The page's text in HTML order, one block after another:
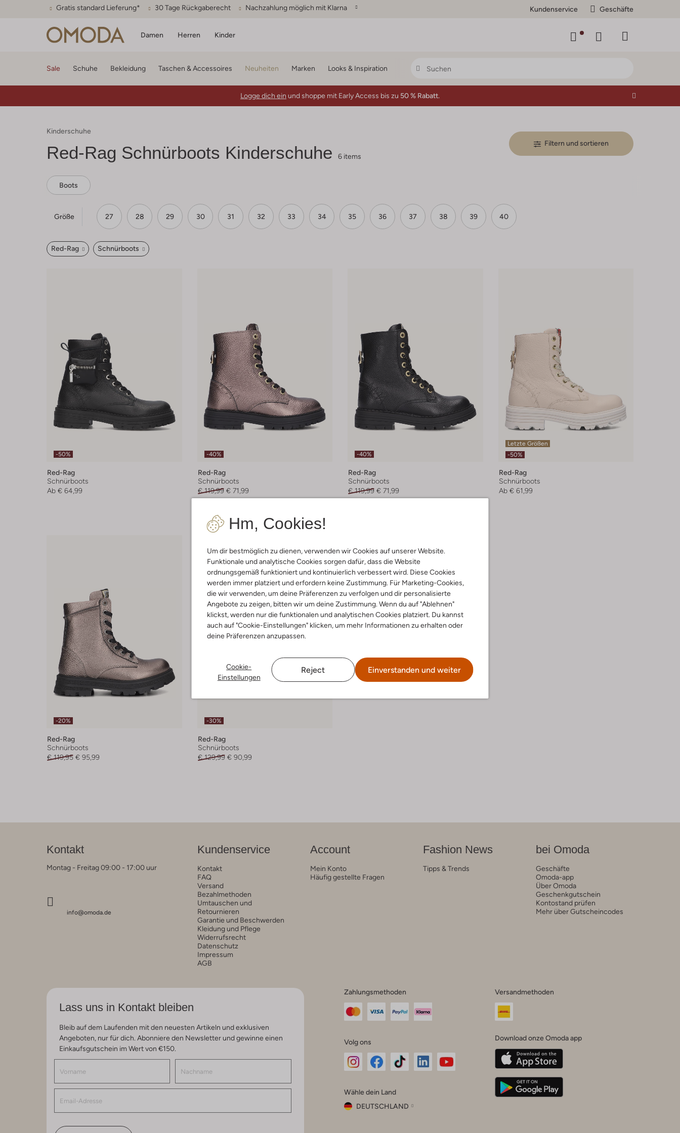
Gratis standard Lieferung* 30 Tage Rückgaberecht Nachzahlung möglich mit Klarna Kundenservice Geschäfte
Damen Herren Kinder
Hm, Cookies!
Um dir bestmöglich zu dienen, verwenden wir Cookies auf unserer Website.
Funktionale und analytische Cookies sorgen dafür, dass die Website
ordnungsgemäß funktioniert und kontinuierlich verbessert wird. Diese Cookies
werden immer platziert und erfordern keine Zustimmung. Für Marketing-Cookies,
die wir verwenden, um deine Präferenzen zu verfolgen und dir personalisierte
Angebote zu zeigen, bitten wir um deine Zustimmung. Wenn du auf "Ablehnen"
klickst, werden nur die funktionalen und analytischen Cookies platziert. Du kannst
auch auf "Cookie-Einstellungen" klicken, um mehr Informationen zu erhalten oder
deine Präferenzen anzupassen.
Cookie-
Einstellungen
Reject Einverstanden und weiter
Sale Schuhe Bekleidung Taschen & Accessoires Neuheiten Marken Looks & Inspiration
Logge dich ein und shoppe mit Early Access bis zu 50 % Rabatt.
Kinderschuhe
Red-Rag Schnürboots Kinderschuhe 6 items
Filtern und sortieren
Boots
Größe 27 28 29 30 31 32 33 34 35 36 37 38 39 40
Red-Rag Schnürboots
-50%
Red-Rag
Schnürboots
Ab € 64,99
-40%
Red-Rag
Schnürboots
€ 119,99 € 71,99
-40%
Red-Rag
Schnürboots
€ 119,99 € 71,99
Letzte Größen
-50%
Red-Rag
Schnürboots
Ab € 61,99
-20%
Red-Rag
Schnürboots
€ 119,95 € 95,99
-30%
Red-Rag
Schnürboots
€ 129,99 € 90,99
Kontakt
Montag - Freitag 09:00 - 17:00 uur
info@omoda.de
Kundenservice
Kontakt
FAQ
Versand
Bezahlmethoden
Umtauschen und
Retournieren
Garantie und Beschwerden
Kleidung und Pflege
Widerrufsrecht
Datenschutz
Impressum
AGB
Account
Mein Konto
Häufig gestellte Fragen
Fashion News
Tipps & Trends
bei Omoda
Geschäfte
Omoda-app
Über Omoda
Geschenkgutschein
Kontostand prüfen
Mehr über Gutscheincodes
Lass uns in Kontakt bleiben
Bleib auf dem Laufenden mit den neuesten Artikeln und exklusiven
Angeboten, nur für dich. Abonniere den Newsletter und gewinne einen
Einkaufsgutschein im Wert von €150.
Zahlungsmethoden
Volg ons
Instagram
Facebook
TikTok
Wähle dein Land
DEUTSCHLAND
Versandmethoden
Download onze Omoda app